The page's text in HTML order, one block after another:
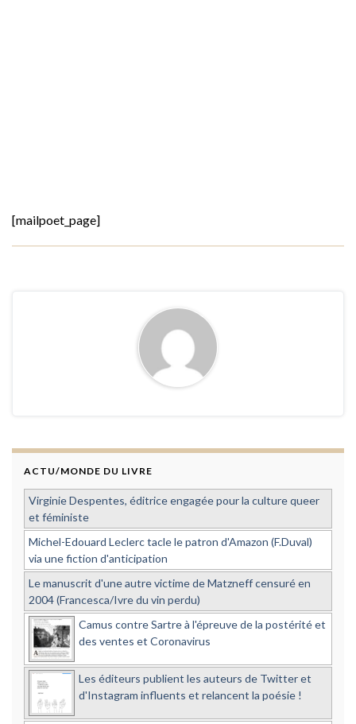
[mailpoet_page]
ACTU/MONDE DU LIVRE
Virginie Despentes, éditrice engagée pour la culture queer
et féministe
Michel-Edouard Leclerc tacle le patron d'Amazon (F.Duval)
via une fiction d'anticipation
Le manuscrit d'une autre victime de Matzneff censuré en
2004 (Francesca/Ivre du vin perdu)
Camus contre Sartre à l'épreuve de la postérité et
des ventes et Coronavirus
Les éditeurs publient les auteurs de Twitter et
d'Instagram influents et relancent la poésie !